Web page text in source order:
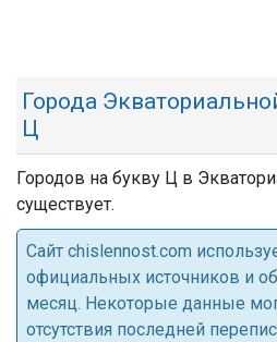
Города
Ц
Городов на букву Ц в
существует.
Cайт chislennost.com
официальных источников и
месяц. Некоторые данные
отсутствия последней